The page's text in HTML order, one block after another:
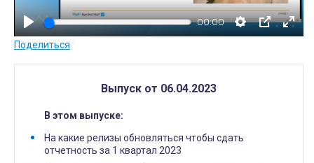
00:00
с
п
о
и
е
Поделиться
Выпуск от 06.04.2023
В этом выпуске:
На какие релизы обновляться чтобы сдать
отчетность за 1 квартал 2023